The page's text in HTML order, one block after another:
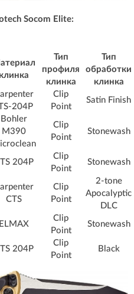
Socom Elite:
клинка
Тип
профиля
клинка
Тип
обработки
клинка
204P
Clip
Point
Satin Finish
Bohler
M390
Clip
Point
Stonewash
204P
Clip
Point
Stonewash
CTS
Clip
Point
2-tone
Apocalyptic
DLC
ELMAX
Clip
Point
Stonewash
204P
Clip
Point
Black